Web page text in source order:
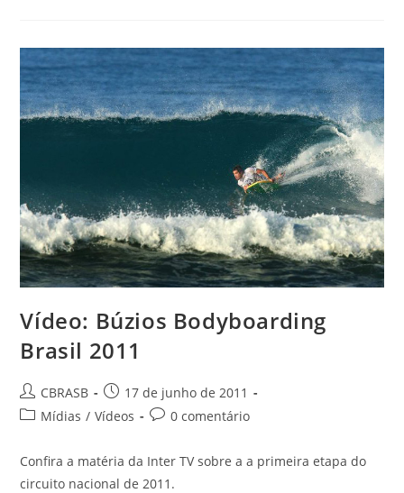
Abertura
Do
Brasileiro
Vídeo: Búzios Bodyboarding
Brasil 2011
Autor
do
CBRASB
Post
publicado:
17 de junho de 2011
Categoria
post:
Mídias / Vídeos
Comentários
0 comentário
Confira a matéria da Inter TV sobre a a primeira etapa do
circuito nacional de 2011.